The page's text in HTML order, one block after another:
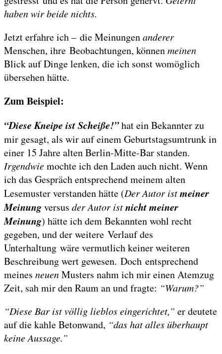
haben wir beide nichts.
Jetzt erfahre ich – die Meinungenanderer
Menschen, ihre Beobachtungen, könnenmeinen
Blick auf Dinge lenken, die ich sonst womöglich
übersehen hätte.
Zum Beispiel:
“Diese Kneipe ist Scheiße!”hat ein Bekannter zu
mir gesagt, als wir auf einem Geburtstagsumtrunk in
einer 15 Jahre alten Berlin-Mitte-Bar standen.
Irgendwiemochte ich den Laden auch nicht. Wenn
ich das Gespräch entsprechend meinem alten
Lesemuster verstanden hätte (Der Autor istmeiner
Meinungversus der Autor istnicht meiner
Meinung) hätte ich dem Bekannten wohl recht
gegeben, und der weitere Verlauf des
Unterhaltung wäre vermutlich keiner weiteren
Beschreibung wert gewesen. Doch entsprechend
meines neuenMusters nahm ich mir einen Atemzug
Zeit, sah mir den Raum an und fragte: “Warum?”
“Diese Bar ist völlig lieblos eingerichtet,” er deutete
auf die kahle Betonwand, “das hat alles überhaupt
keine Aussage.”